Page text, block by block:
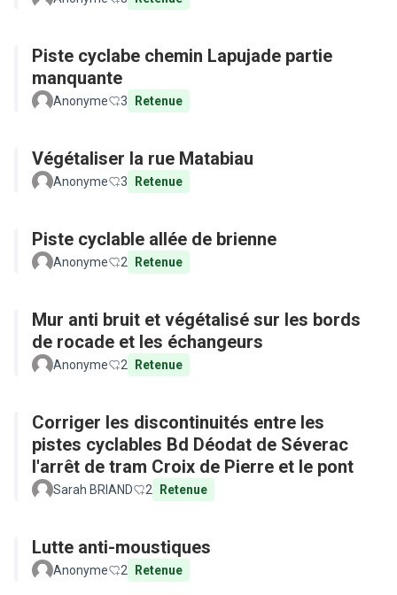
Piste cyclabe chemin Lapujade partie
manquante
Anonyme 3 Retenue
Végétaliser la rue Matabiau
Anonyme 3 Retenue
Piste cyclable allée de brienne
Anonyme 2 Retenue
Mur anti bruit et végétalisé sur les bords
de rocade et les échangeurs
Anonyme 2 Retenue
Corriger les discontinuités entre les
pistes cyclables Bd Déodat de Séverac
l'arrêt de tram Croix de Pierre et le pont
Sarah BRIAND 2 Retenue
Lutte anti-moustiques
Anonyme 2 Retenue